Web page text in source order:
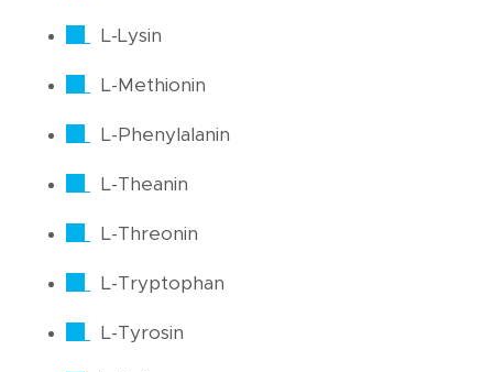
L-Lysin
L-Methionin
L-Phenylalanin
L-Theanin
L-Threonin
L-Tryptophan
L-Tyrosin